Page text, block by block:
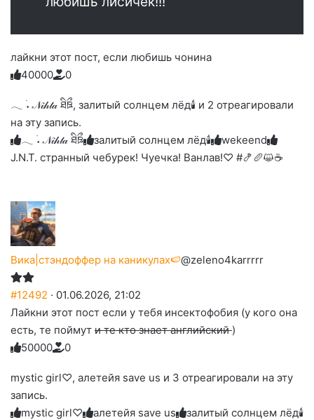
лайкни этот пост, если любишь чонина
Голосуйте
вверх.
4
Нажмите
реакцию:
улыбаюсь
0
Нажмите
реакцию:
до
слез
0
Нажмите
реакцию:
0
Нажмите
реакцию:
плачу
0
Нажмите
благодарю
0
𓂃 ࣪˖ 𝒩𝒾𝒽𝓉𝒶 ཐིཋྀ, залитый солнцем лёд🕯 и 2 отреагировали
на эту запись.
𓂃 ࣪˖ 𝒩𝒾𝒽𝓉𝒶 ཐིཋྀ
залитый солнцем лёд🕯
wekeend
J.N.T. странный чебурек! Чуечка! Ванлав!♡ #🍤🥖😺☕
Вика|стэндоффер на каникулах🍉@zeleno4karrrrr
#12492 · 01.06.2026, 21:02
Лайкни этот пост если у тебя инсектофобия (у кого она
есть, те поймут и те кто знает английский)
Голосуйте
вверх.
5
Нажмите
реакцию:
улыбаюсь
0
Нажмите
реакцию:
смеюсь
до
слез
0
Нажмите
реакцию:
печаль
0
Нажмите
реакцию:
плачу
0
Нажмите
благодарю
0
mystic girl♡, алетейя save us и 3 отреагировали на эту
запись.
mystic girl♡
алетейя save us
залитый солнцем лёд🕯